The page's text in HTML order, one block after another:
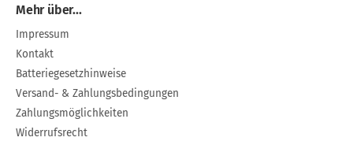
Mehr über...
Impressum
Kontakt
Batteriegesetzhinweise
Versand- & Zahlungsbedingungen
Zahlungsmöglichkeiten
Widerrufsrecht